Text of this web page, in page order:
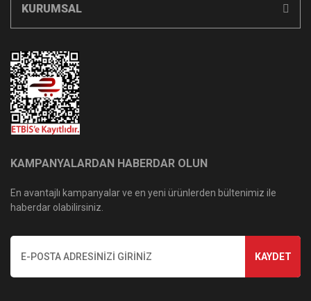
KURUMSAL
KAMPANYALARDAN HABERDAR OLUN
En avantajlı kampanyalar ve en yeni ürünlerden bültenimiz ile
haberdar olabilirsiniz.
KAYDET